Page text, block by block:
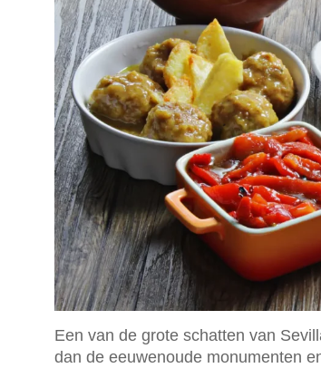
Een van de grote schatten van
dan de eeuwenoude monumenten